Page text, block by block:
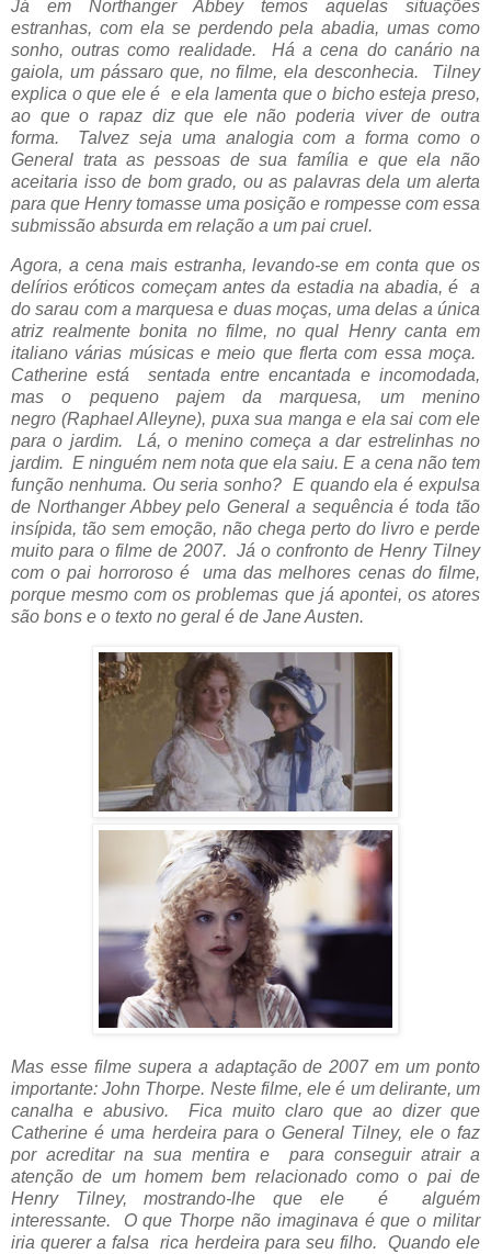
Já em Northanger Abbey temos aquelas situações
estranhas, com ela se perdendo pela abadia, umas como
sonho, outras como realidade. Há a cena do canário na
gaiola, um pássaro que, no filme, ela desconhecia. Tilney
explica o que ele é e ela lamenta que o bicho esteja preso,
ao que o rapaz diz que ele não poderia viver de outra
forma. Talvez seja uma analogia com a forma como o
General trata as pessoas de sua família e que ela não
aceitaria isso de bom grado, ou as palavras dela um alerta
para que Henry tomasse uma posição e rompesse com essa
submissão absurda em relação a um pai cruel.
Agora, a cena mais estranha, levando-se em conta que os
delírios eróticos começam antes da estadia na abadia, é a
do sarau com a marquesa e duas moças, uma delas a única
atriz realmente bonita no filme, no qual Henry canta em
italiano várias músicas e meio que flerta com essa moça.
Catherine está sentada entre encantada e incomodada,
mas o pequeno pajem da marquesa, um menino
negro (Raphael Alleyne), puxa sua manga e ela sai com ele
para o jardim. Lá, o menino começa a dar estrelinhas no
jardim. E ninguém nem nota que ela saiu. E a cena não tem
função nenhuma. Ou seria sonho? E quando ela é expulsa
de Northanger Abbey pelo General a sequência é toda tão
insípida, tão sem emoção, não chega perto do livro e perde
muito para o filme de 2007. Já o confronto de Henry Tilney
com o pai horroroso é uma das melhores cenas do filme,
porque mesmo com os problemas que já apontei, os atores
são bons e o texto no geral é de Jane Austen.
Mas esse filme supera a adaptação de 2007 em um ponto
importante: John Thorpe. Neste filme, ele é um delirante, um
canalha e abusivo. Fica muito claro que ao dizer que
Catherine é uma herdeira para o General Tilney, ele o faz
por acreditar na sua mentira e para conseguir atrair a
atenção de um homem bem relacionado como o pai de
Henry Tilney, mostrando-lhe que ele é alguém
interessante. O que Thorpe não imaginava é que o militar
iria querer a falsa rica herdeira para seu filho. Quando ele